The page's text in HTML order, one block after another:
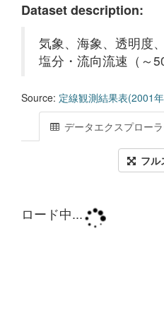
Dataset description:
気象、海象、透明度
塩分・流向流速（～
Source: 定線観測結果表(2001
データエクスプロー
フル